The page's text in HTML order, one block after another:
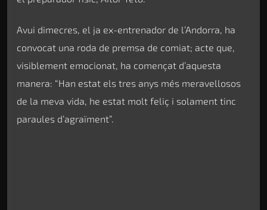
Avui dimecres, el ja ex-entrenador de l’Andorra, ha
convocat una roda de premsa de comiat; acte que,
visiblement emocionat, ha començat d’aquesta
manera: “Han estat els tres anys més meravellosos
de la meva vida, he estat molt feliç i solament tinc
paraules d’agraïment”.